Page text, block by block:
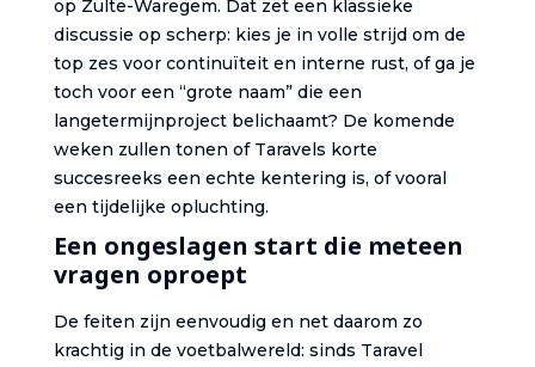
op Zulte-Waregem. Dat zet een klassieke
discussie op scherp: kies je in volle strijd om de
top zes voor continuïteit en interne rust, of ga je
toch voor een “grote naam” die een
langetermijnproject belichaamt? De komende
weken zullen tonen of Taravels korte
succesreeks een echte kentering is, of vooral
een tijdelijke opluchting.
Een ongeslagen start die meteen
vragen oproept
De feiten zijn eenvoudig en net daarom zo
krachtig in de voetbalwereld: sinds Taravel